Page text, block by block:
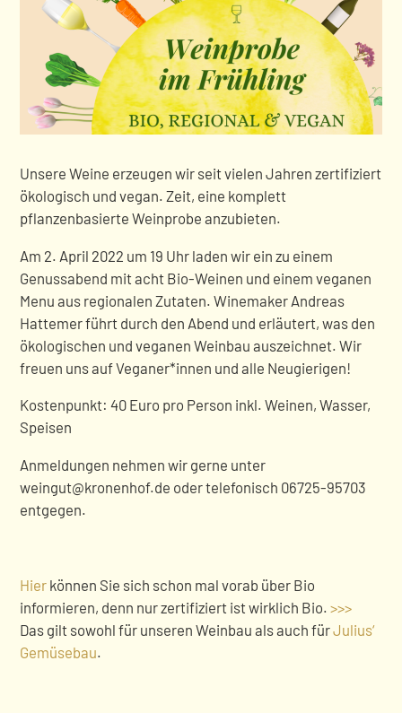
Unsere Weine erzeugen wir seit vielen Jahren zertifiziert
ökologisch und vegan. Zeit, eine komplett
pflanzenbasierte Weinprobe anzubieten.
Am 2. April 2022 um 19 Uhr laden wir ein zu einem
Genussabend mit acht Bio-Weinen und einem veganen
Menu aus regionalen Zutaten. Winemaker Andreas
Hattemer führt durch den Abend und erläutert, was den
ökologischen und veganen Weinbau auszeichnet. Wir
freuen uns auf Veganer*innen und alle Neugierigen!
Kostenpunkt: 40 Euro pro Person inkl. Weinen, Wasser,
Speisen
Anmeldungen nehmen wir gerne unter
weingut@kronenhof.de oder telefonisch 06725-95703
entgegen.
Hier können Sie sich schon mal vorab über Bio
informieren, denn nur zertifiziert ist wirklich Bio.>>>
Das gilt sowohl für unseren Weinbau als auch fürJulius‘
Gemüsebau.